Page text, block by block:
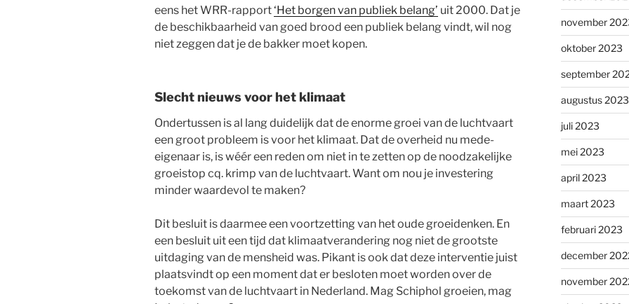
eens het WRR-rapport‘Het borgen van publiek belang’ uit 2000. Dat je
de beschikbaarheid van goed brood een publiek belang vindt, wil nog
niet zeggen dat je de bakker moet kopen.
Slecht nieuws voor het klimaat
Ondertussen is al lang duidelijk dat de enorme groei van de luchtvaart
een groot probleem is voor het klimaat. Dat de overheid nu mede-
eigenaar is, is wéér een reden om niet in te zetten op de noodzakelijke
groeistop cq. krimp van de luchtvaart. Want om nou je investering
minder waardevol te maken?
Dit besluit is daarmee een voortzetting van het oude groeidenken. En
een besluit uit een tijd dat klimaatverandering nog niet de grootste
uitdaging van de mensheid was. Pikant is ook dat deze interventie juist
plaatsvindt op een moment dat er besloten moet worden over de
toekomst van de luchtvaart in Nederland. Mag Schiphol groeien, mag
november
oktober 2023
september
augustus 2023
juli 2023
mei 2023
april 2023
maart 2023
februari 2023
december
november